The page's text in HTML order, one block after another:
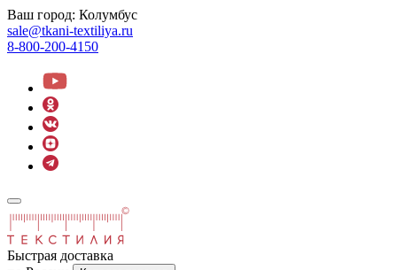
Ваш город: Колумбус
sale@tkani-textiliya.ru
8-800-200-4150
Быстрая доставка